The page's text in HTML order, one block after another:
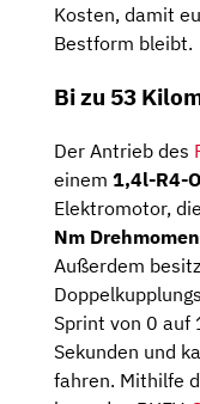
Kosten, damit
Bestform bleibt.
Bi zu 53
Der Antrieb des
einem 1,4l-R4-
Elektromotor,
Nm
Außerdem
Sprint von 0 auf
Sekunden und
fahren. Mithilfe